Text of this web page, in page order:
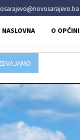
NASLOVNA O OPĆINI